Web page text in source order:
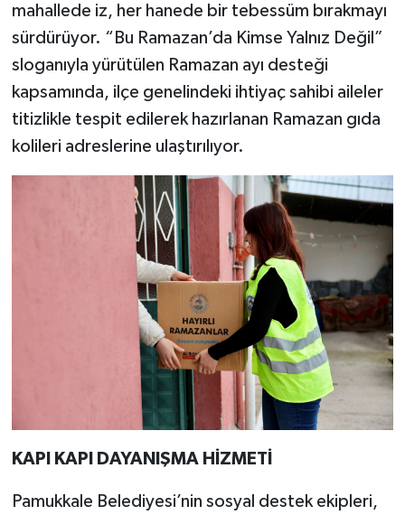
mahallede iz, her hanede bir tebessüm bırakmayı
sürdürüyor. “Bu Ramazan’da Kimse Yalnız Değil”
sloganıyla yürütülen Ramazan ayı desteği
kapsamında, ilçe genelindeki ihtiyaç sahibi aileler
titizlikle tespit edilerek hazırlanan Ramazan gıda
kolileri adreslerine ulaştırılıyor.
KAPI KAPI DAYANIŞMA HİZMETİ
Pamukkale Belediyesi’nin sosyal destek ekipleri,